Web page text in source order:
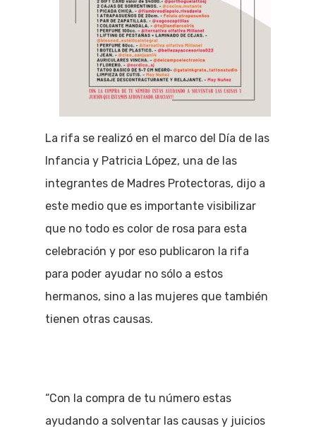
La rifa se realizó en el marco del Día de las
Infancia y Patricia López, una de las
integrantes de Madres Protectoras, dijo a
este medio que es importante visibilizar
que no todo es color de rosa para esta
celebración y por eso publicaron la rifa
para poder ayudar no sólo a estos
hermanos, sino a las mujeres que también
tienen otras causas.
“Con la compra de tu número estas
ayudando a solventar las causas y juicios